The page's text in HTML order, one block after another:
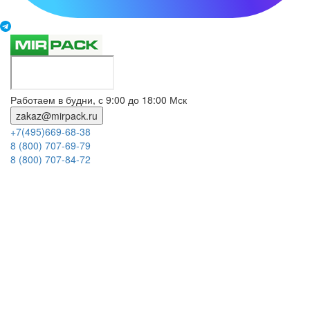
Работаем в будни, с 9:00 до 18:00 Мск
zakaz@mirpack.ru
+7(495)669-68-38
8 (800) 707-69-79
8 (800) 707-84-72